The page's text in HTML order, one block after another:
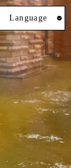
Language